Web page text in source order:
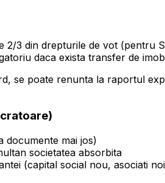
2/3 din drepturile de vot (pentru
daca exista transfer de
se poate renunta la raportul
documente mai jos)
societatea absorbita
(capital social nou, asociati